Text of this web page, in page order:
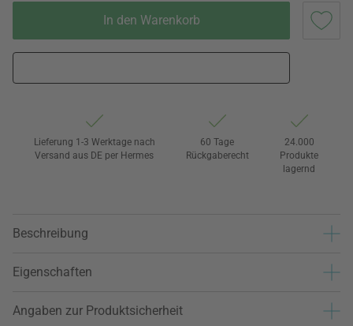
In den Warenkorb
Lieferung 1-3 Werktage nach
Versand aus DE per Hermes
60 Tage
Rückgaberecht
24.000
Produkte
lagernd
Beschreibung
Eigenschaften
Angaben zur Produktsicherheit